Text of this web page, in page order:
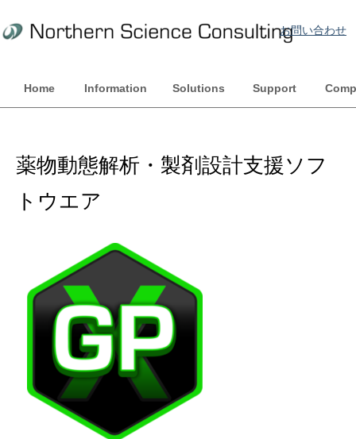
お問い合わせ
薬物動態解析・製剤設計支援ソフ
トウエア
Home Information Solutions Support